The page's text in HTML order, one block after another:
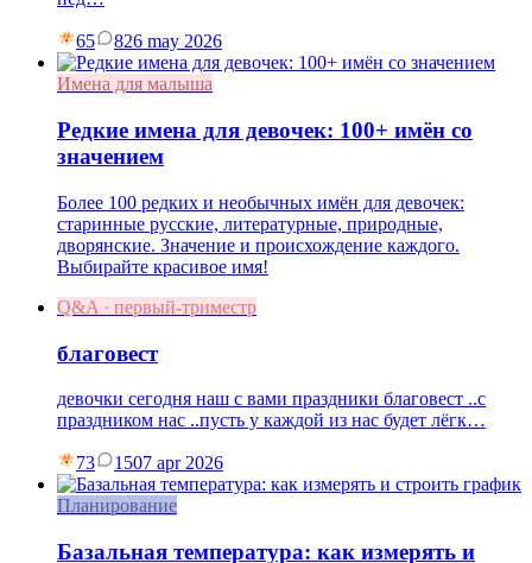
65 826 may 2026
Имена для малыша
Редкие имена для девочек: 100+ имён со
значением
Более 100 редких и необычных имён для девочек:
старинные русские, литературные, природные,
дворянские. Значение и происхождение каждого.
Выбирайте красивое имя!
Q&A · первый-триместр
благовест
девочки сегодня наш с вами праздники благовест ..с
праздником нас ..пусть у каждой из нас будет лёгк…
73 1507 apr 2026
Планирование
Базальная температура: как измерять и